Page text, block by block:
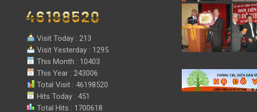
Visit Today : 213
Visit Yesterday : 1295
This Month : 10403
This Year : 243006
Total Visit : 46198520
Hits Today : 451
Total Hits : 1700618